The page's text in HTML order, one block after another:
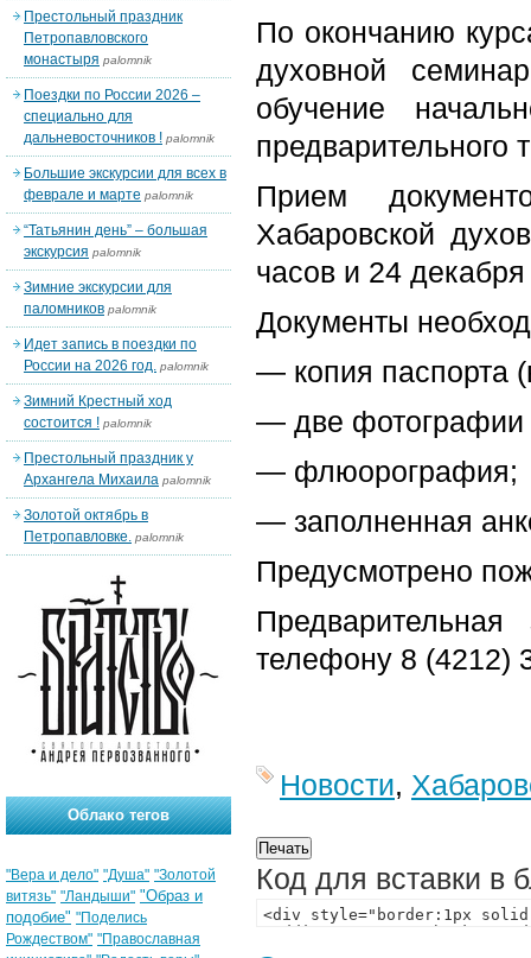
По окончанию
духовной
обучение
предварительного
Прием
Хабаровской
часов и 24
Документы
— копия паспорта
— две фотографии
— флюорография;
— заполненная
Предусмотрено
телефону 8 (4212)
Новости,
Код для вставки в
Престольный праздник
Петропавловского
монастыря palomnik
Поездки по России 2026 –
специально для
дальневосточников ! palomnik
Большие экскурсии для всех в
феврале и марте palomnik
“Татьянин день” – большая
экскурсия palomnik
Зимние экскурсии для
паломников palomnik
Идет запись в поездки по
России на 2026 год. palomnik
Зимний Крестный ход
состоится ! palomnik
Престольный праздник у
Архангела Михаила palomnik
Золотой октябрь в
Петропавловке. palomnik
Облако тегов
"Вера и дело" "Душа" "Золотой
витязь" "Ландыши" "Образ и
подобие" "Поделись
Рождеством" "Православная